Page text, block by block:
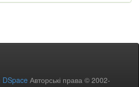
DSpace Авторські права © 2002-